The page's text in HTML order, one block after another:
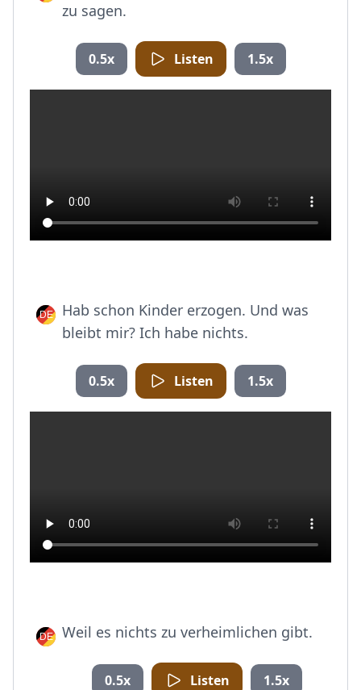
zu sagen.
0.5x Listen 1.5x
Hab schon Kinder erzogen. Und was
bleibt mir? Ich habe nichts.
0.5x Listen 1.5x
Weil es nichts zu verheimlichen gibt.
0.5x Listen 1.5x